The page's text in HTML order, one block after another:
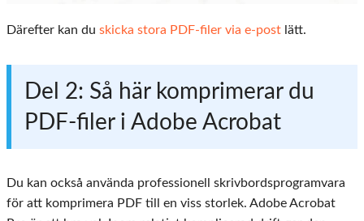
Därefter kan du skicka stora PDF-filer via e-post lätt.
Del 2: Så här komprimerar du
PDF-filer i Adobe Acrobat
Du kan också använda professionell skrivbordsprogramvara
för att komprimera PDF till en viss storlek. Adobe Acrobat